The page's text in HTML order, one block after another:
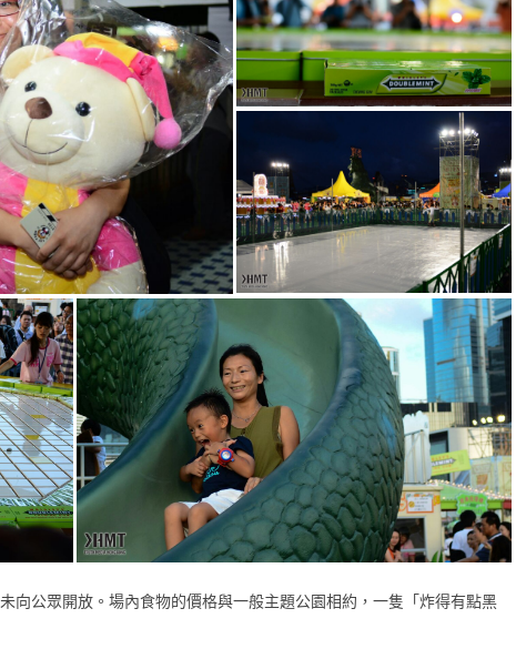
向公眾開放。場內食物的價格與一般主題公園相約，一隻「炸得有點黑